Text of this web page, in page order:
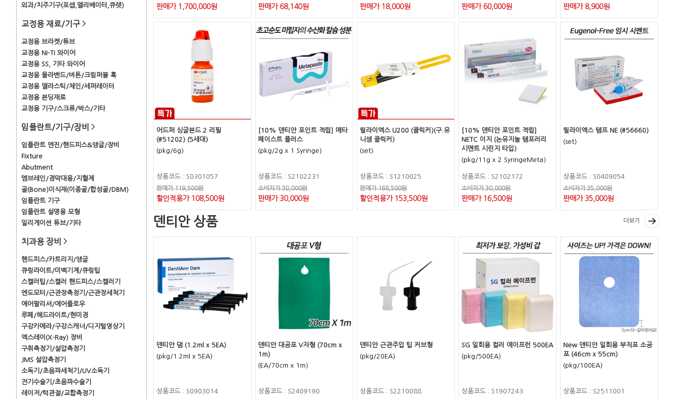
외과/치주기구(포셉,엘리베이터,큐렛)
교정용 재료/기구 >
교정용 브라켓/튜브
교정용 Ni-Ti 와이어
교정용 SS, 기타 와이어
교정용 몰라밴드/버튼/크림퍼블 훅
교정용 엘라스틱/체인/세퍼레이터
교정용 본딩재료
교정용 기구/스크류/박스/기타
임플란트/기구/장비 >
임플란트 엔진/핸드피스&앵글/장비
Fixture
Abutment
멤브레인/경막대용/지혈제
골(Bone)이식재(이종골/합성골/DBM)
임플란트 기구
임플란트 설명용 모형
일리게이션 튜브/기타
치과용 장비 >
핸드피스/카트리지/앵글
큐링라이트/미백기계/큐링팁
스켈러팁/스켈러 핸드피스/스켈러기
엔도모터/근관장측정기/근관장세척기
에어팔리셔/에어플로우
루페/헤드라이트/현미경
구강카메라/구강스캐너/디지털영상기
엑스레이(X-Ray) 장비
구취측정기/설압측정기
JMS 설압측정기
소독기/초음파세척기/UV소독기
전기수술기/초음파수술기
레이저/턱관절/교합측정기
판매가 1,700,000원 판매가 68,140원 판매가 18,000원 판매가 60,000원 판매가 8,900원
어드퍼 싱글본드 2 리필
(#51202) (5세대)
(pkg/6g)
상품코드 : S0301057
판매가 119,500원
할인적용가 108,500원
[10% 덴티안 포인트 적립] 메타
페이스트 플러스
(pkg/2g x 1 Syringe)
상품코드 : S2102231
소비자가 30,000원
판매가 30,000원
릴라이엑스 U200 (클릭커)(구.유
니셈 클릭커)
(set)
상품코드 : S1210025
판매가 168,500원
할인적용가 153,500원
[10% 덴티안 포인트 적립]
NETC 이지 (논유지놀 템포러리
시멘트 시린지 타입)
(pkg/11g x 2 SyringeMeta)
상품코드 : S2102172
소비자가 30,000원
판매가 16,500원
릴라이엑스 템프 NE (#56660)
(set)
상품코드 : S0409054
소비자가 35,000원
판매가 35,000원
덴티안 상품 더보기
덴티안 댐 (1.2ml x 5EA)
(pkg/1.2ml x 5EA)
상품코드 : S0903014
덴티안 대공포 V자형 (70cm x
1m)
(EA/70cm x 1m)
상품코드 : S2409190
덴티안 근관주입 팁 커브형
(pkg/20EA)
상품코드 : S2210088
SG 일회용 컬러 에이프런 500EA
(pkg/500EA)
상품코드 : S1907243
New 덴티안 일회용 부직포 소공
포 (46cm x 55cm)
(pkg/100EA)
상품코드 : S2511001